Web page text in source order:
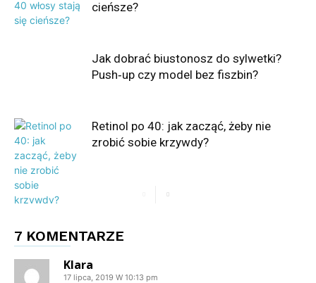
cieńsze?
Jak dobrać biustonosz do sylwetki?
Push‑up czy model bez fiszbin?
Retinol po 40: jak zacząć, żeby nie
zrobić sobie krzywdy?
7 KOMENTARZE
Klara
17 lipca, 2019 W 10:13 pm